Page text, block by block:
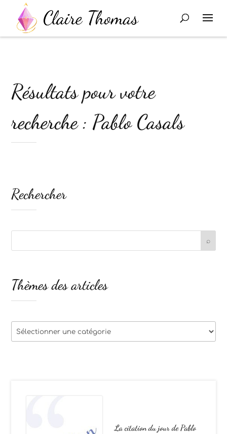
Résultats pour votre
recherche : Pablo Casals
La citation du jour de Pablo
Rechercher
Thèmes des articles
Thèmes
des